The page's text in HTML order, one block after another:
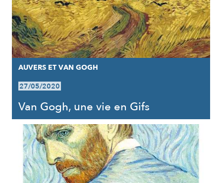
AUVERS ET VAN GOGH
27/05/2020
Van Gogh, une vie en Gifs